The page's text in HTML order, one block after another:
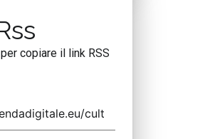
copiare il link RSS